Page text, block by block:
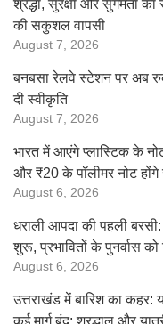
श्रद्धा, सुरक्षा और सुगमता
की सकुशल वापसी
August 7, 2026
बनबसा रेलवे स्टेशन पर अब
दी स्वीकृति
August 7, 2026
भारत में आएंगे प्लास्टिक के
और ₹20 के पॉलीमर नोट होंगे
August 6, 2026
धराली आपदा की पहली बरसी:
शुरू, प्रभावितों के पुनर्वास को
August 6, 2026
उत्तराखंड में बारिश का कहर:
कई मार्ग बंद; श्रद्धालु और